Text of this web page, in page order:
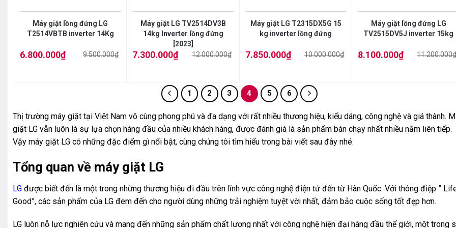
Máy giặt lồng đứng LG
T2514VBTB inverter 14Kg
9.500.000₫
Giá
6.800.000₫
Giá
Máy giặt LG TV2514DV3B
14kg Inverter lồng đứng
[2023]
12.000.000₫
Giá
7.300.000₫
Giá
7.300.000₫.
Máy giặt LG T2315DX5G 15
kg inverter lồng đứng
10.000.000₫
Giá
7.850.000₫
Giá
7.850.000₫.
Máy giặt lồng đứng LG
TV2515DV5J inverter 15kg
11.200.000
Giá
8.100.000₫
Giá
1 2 3 4 5 6
Thị trường máy giặt tại Việt Nam vô cùng phong phú và đa dạng với rất nhiều thương hiệu, kiểu dáng, công nghệ và giá thành.
giặt LG vẫn luôn là sự lựa chọn hàng đầu của nhiều khách hàng, được đánh giá là sản phẩm bán chạy nhất nhiều năm liên tiếp.
Vậy máy giặt LG có những đặc điểm gì nổi bật, cùng chúng tôi tìm hiểu trong bài viết sau đây nhé.
Tổng quan về máy giặt LG
LG được biết đến là một trong những thương hiệu đi đầu trên lĩnh vực công nghệ điện tử đến từ Hàn Quốc. Với thông điệp ”
Good”, các sản phẩm của LG đem đến cho người dùng những trải nghiệm tuyệt vời nhất, đảm bảo cuộc sống tốt đẹp hơn.
LG luôn nỗ lực nghiên cứu và mang đến những sản phẩm chất lượng nhất với công nghệ hiện đại hàng đầu thế giới, một trong